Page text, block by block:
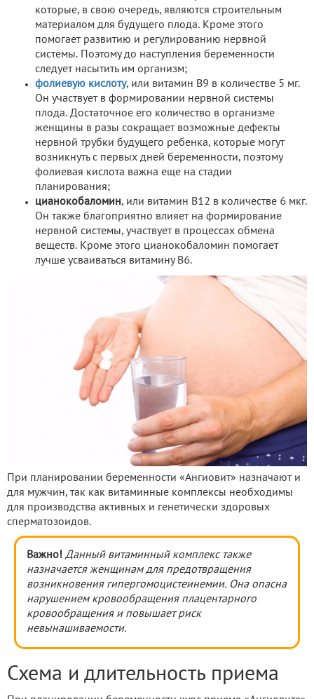
которые, в свою очередь, являются строительным
материалом для будущего плода. Кроме этого
помогает развитию и регулированию нервной
системы. Поэтому до наступления беременности
следует насытить им организм;
фолиевую кислоту, или витамин В9 в количестве 5 мг.
Он участвует в формировании нервной системы
плода. Достаточное его количество в организме
женщины в разы сокращает возможные дефекты
нервной трубки будущего ребенка, которые могут
возникнуть с первых дней беременности, поэтому
фолиевая кислота важна еще на стадии
планирования;
цианокобаломин, или витамин В12 в количестве 6 мкг.
Он также благоприятно влияет на формирование
нервной системы, участвует в процессах обмена
веществ. Кроме этого цианокобаломин помогает
лучше усваиваться витамину В6.
При планировании беременности «Ангиовит» назначают и
для мужчин, так как витаминные комплексы необходимы
для производства активных и генетически здоровых
сперматозоидов.
Важно! Данный витаминный комплекс также
назначается женщинам для предотвращения
возникновения гипергомоцистеинемии. Она опасна
нарушением кровообращения плацентарного
кровообращения и повышает риск
невынашиваемости.
Схема и длительность приема